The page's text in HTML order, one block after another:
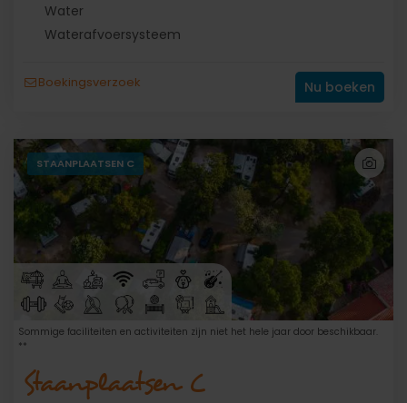
Water
Waterafvoersysteem
Boekingsverzoek Nu boeken
STAANPLAATSEN C
Sommige faciliteiten en activiteiten zijn niet het hele jaar door beschikbaar.
**
Staanplaatsen C